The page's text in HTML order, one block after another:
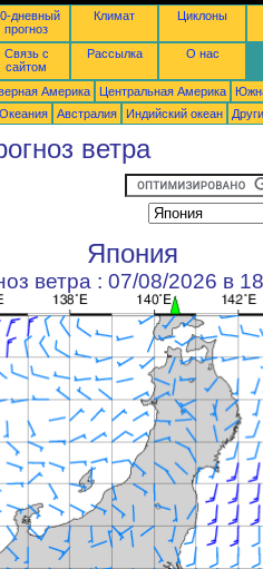
дневный
прогноз
Климат Циклоны
Связь с
сайтом
Рассылка О нас
Америка Центральная Америка
Океания Австралия Индийский океан
ветра
Япония
ветра : 07/08/2026 в